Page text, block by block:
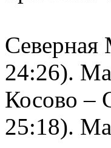
Северная
24:26).
Косово –
25:18).